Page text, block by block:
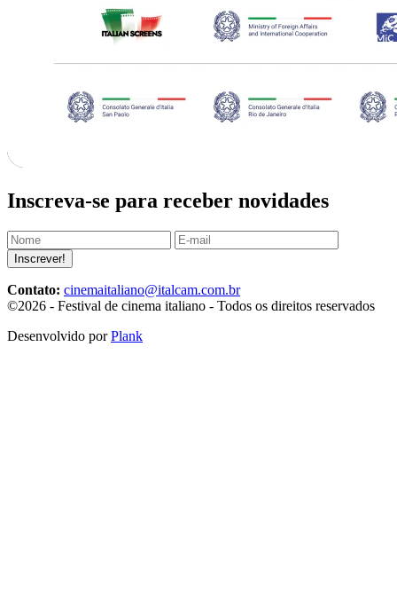
Inscreva-se para receber novidades
Inscrever!
Contato: cinemaitaliano@italcam.com.br
©2026 - Festival de cinema italiano - Todos os direitos reservados
Desenvolvido porPlank